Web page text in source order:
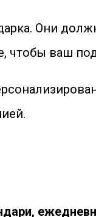
Они
чтобы ваш